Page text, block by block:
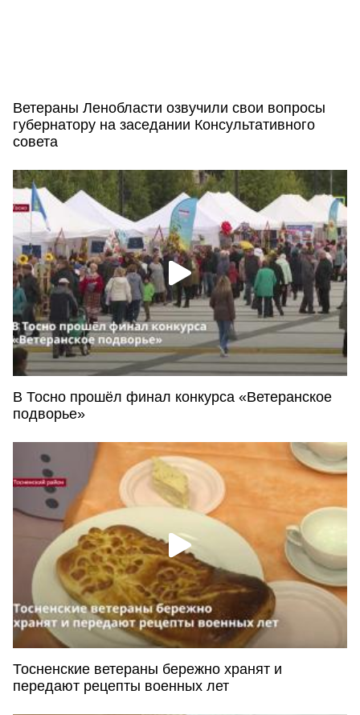
Ветераны Ленобласти озвучили свои вопросы
губернатору на заседании Консультативного
совета
В Тосно прошёл финал конкурса «Ветеранское
подворье»
Тосненские ветераны бережно хранят и
передают рецепты военных лет